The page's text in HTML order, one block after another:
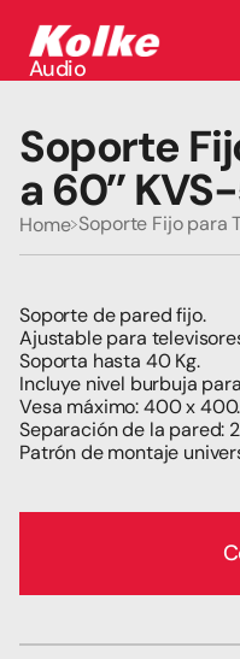
Audio
Auriculares
Conectividad
Gaming
Seguridad
Soporte
a 60’’
Home Soporte Fijo para
Soporte de pared fijo.
Ajustable para
Soporta hasta 40 Kg.
Incluye nivel burbuja
Vesa máximo: 400 x 400.
Separación de la pared:
Patrón de montaje